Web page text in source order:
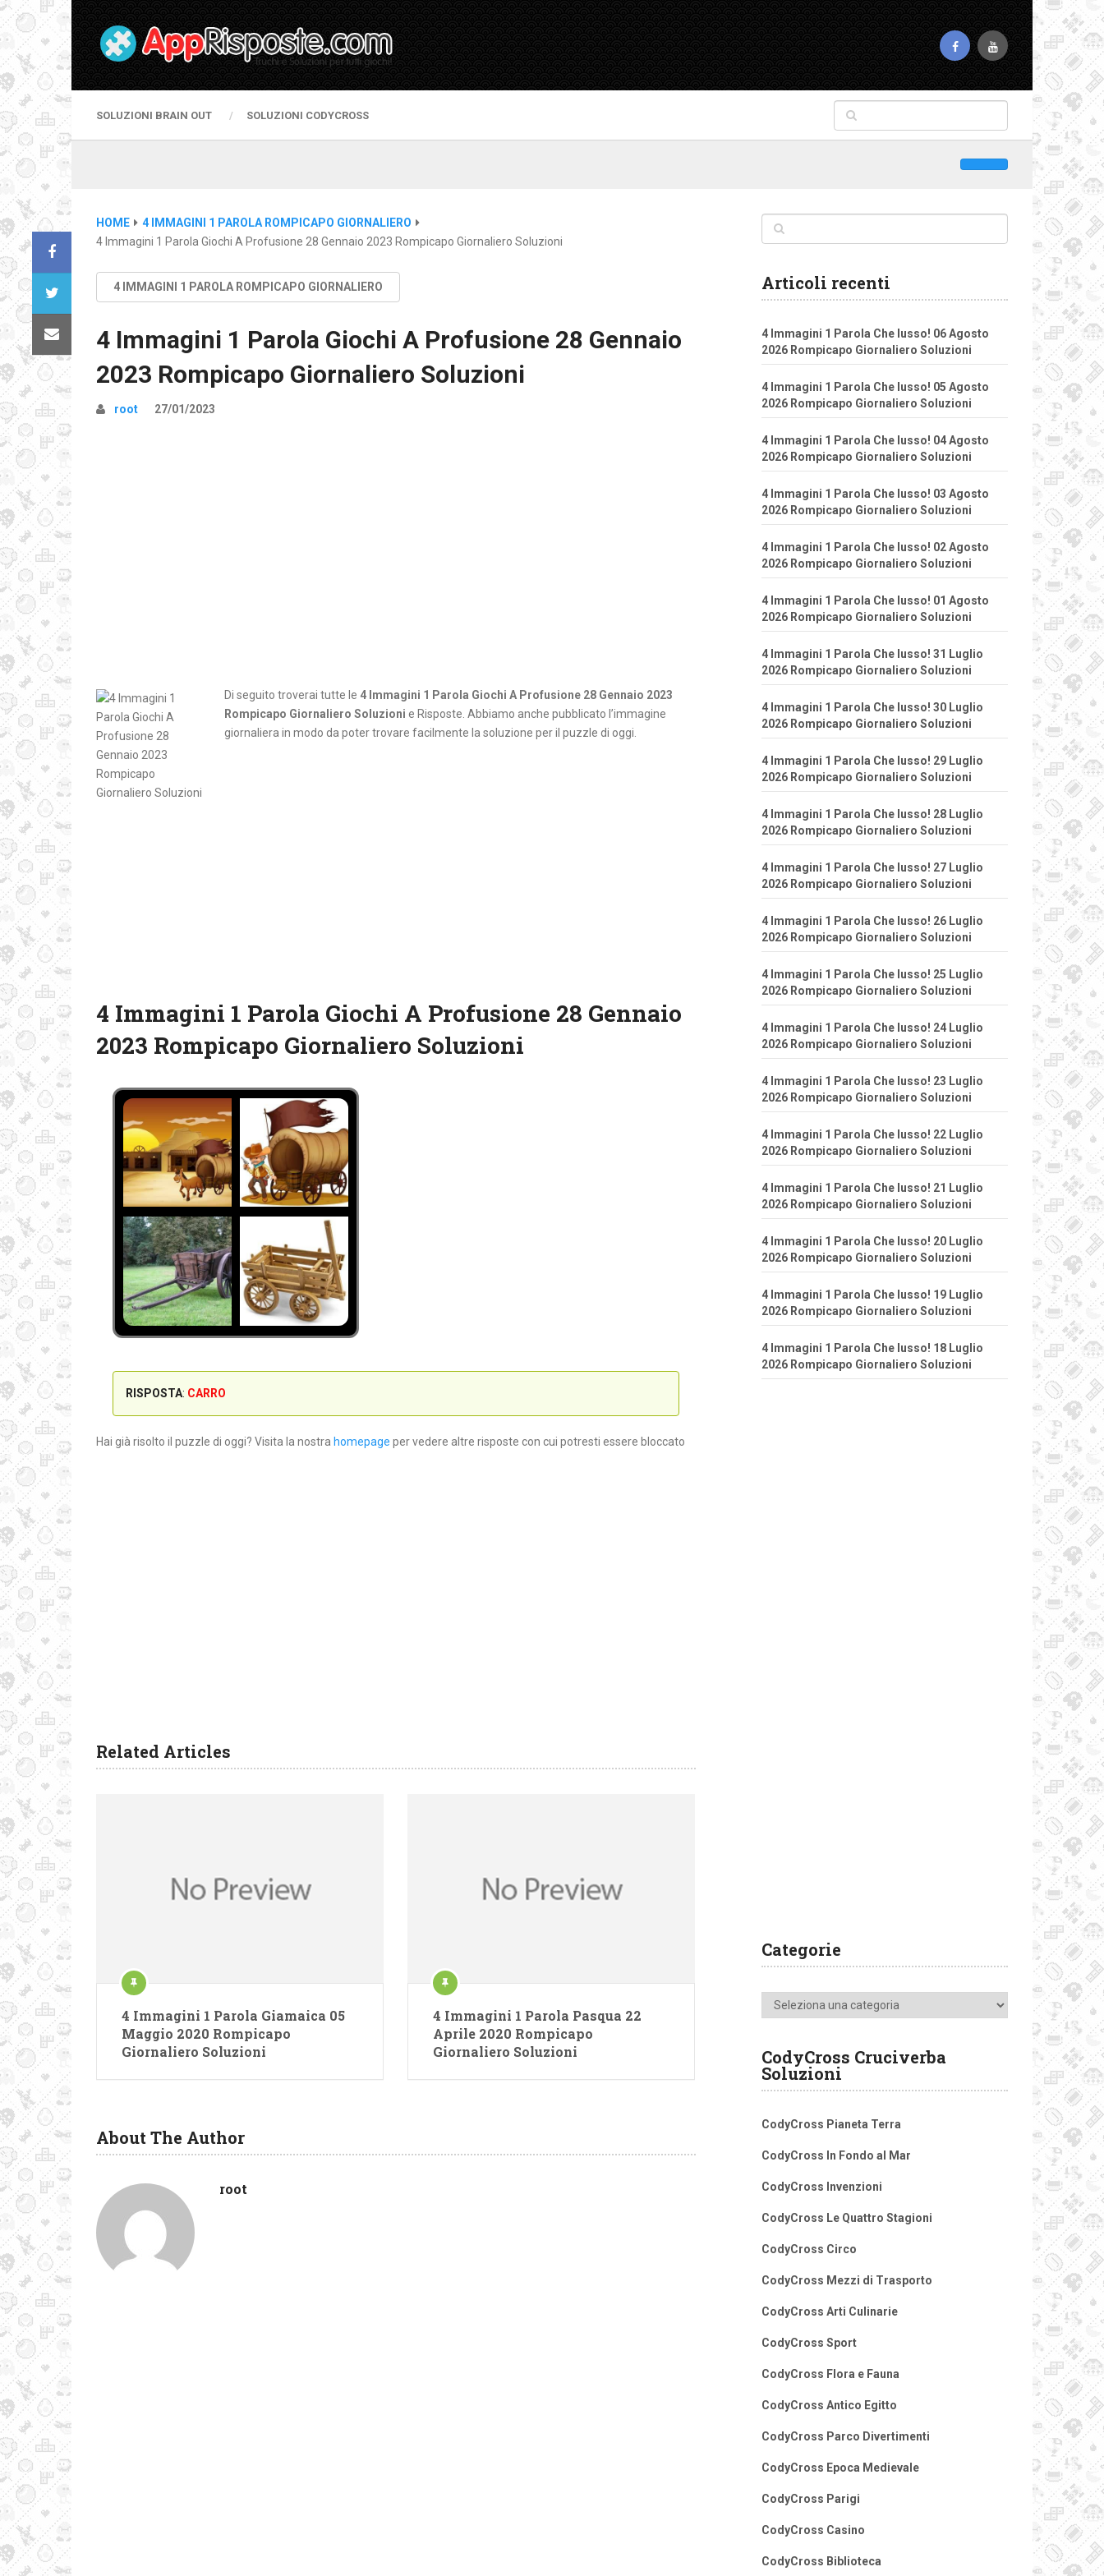
SOLUZIONI BRAIN OUT SOLUZIONI CODYCROSS
HOME
4 IMMAGINI 1 PAROLA ROMPICAPO GIORNALIERO
4 Immagini 1 Parola Giochi A Profusione 28 Gennaio 2023 Rompicapo Giornaliero Soluzioni
4 IMMAGINI 1 PAROLA ROMPICAPO GIORNALIERO
4 Immagini 1 Parola Giochi A Profusione 28 Gennaio
2023 Rompicapo Giornaliero Soluzioni
root 27/01/2023
Di seguito troverai tutte le 4 Immagini 1 Parola Giochi A Profusione 28 Gennaio 2023
Rompicapo Giornaliero Soluzioni e Risposte. Abbiamo anche pubblicato l’immagine
giornaliera in modo da poter trovare facilmente la soluzione per il puzzle di oggi.
4 Immagini 1 Parola Giochi A Profusione 28 Gennaio
2023 Rompicapo Giornaliero Soluzioni
RISPOSTA: CARRO
Hai già risolto il puzzle di oggi? Visita la nostra homepage per vedere altre risposte con cui potresti essere bloccato
Related Articles
4 Immagini 1 Parola Giamaica 05
Maggio 2020 Rompicapo
Giornaliero Soluzioni
4 Immagini 1 Parola Pasqua 22
Aprile 2020 Rompicapo
Giornaliero Soluzioni
About The Author
root
Articoli recenti
4 Immagini 1 Parola Che lusso! 06 Agosto
2026 Rompicapo Giornaliero Soluzioni
4 Immagini 1 Parola Che lusso! 05 Agosto
2026 Rompicapo Giornaliero Soluzioni
4 Immagini 1 Parola Che lusso! 04 Agosto
2026 Rompicapo Giornaliero Soluzioni
4 Immagini 1 Parola Che lusso! 03 Agosto
2026 Rompicapo Giornaliero Soluzioni
4 Immagini 1 Parola Che lusso! 02 Agosto
2026 Rompicapo Giornaliero Soluzioni
4 Immagini 1 Parola Che lusso! 01 Agosto
2026 Rompicapo Giornaliero Soluzioni
4 Immagini 1 Parola Che lusso! 31 Luglio
2026 Rompicapo Giornaliero Soluzioni
4 Immagini 1 Parola Che lusso! 30 Luglio
2026 Rompicapo Giornaliero Soluzioni
4 Immagini 1 Parola Che lusso! 29 Luglio
2026 Rompicapo Giornaliero Soluzioni
4 Immagini 1 Parola Che lusso! 28 Luglio
2026 Rompicapo Giornaliero Soluzioni
4 Immagini 1 Parola Che lusso! 27 Luglio
2026 Rompicapo Giornaliero Soluzioni
4 Immagini 1 Parola Che lusso! 26 Luglio
2026 Rompicapo Giornaliero Soluzioni
4 Immagini 1 Parola Che lusso! 25 Luglio
2026 Rompicapo Giornaliero Soluzioni
4 Immagini 1 Parola Che lusso! 24 Luglio
2026 Rompicapo Giornaliero Soluzioni
4 Immagini 1 Parola Che lusso! 23 Luglio
2026 Rompicapo Giornaliero Soluzioni
4 Immagini 1 Parola Che lusso! 22 Luglio
2026 Rompicapo Giornaliero Soluzioni
4 Immagini 1 Parola Che lusso! 21 Luglio
2026 Rompicapo Giornaliero Soluzioni
4 Immagini 1 Parola Che lusso! 20 Luglio
2026 Rompicapo Giornaliero Soluzioni
4 Immagini 1 Parola Che lusso! 19 Luglio
2026 Rompicapo Giornaliero Soluzioni
4 Immagini 1 Parola Che lusso! 18 Luglio
2026 Rompicapo Giornaliero Soluzioni
Categorie
Categorie
CodyCross Cruciverba
Soluzioni
CodyCross Pianeta Terra
CodyCross In Fondo al Mar
CodyCross Invenzioni
CodyCross Le Quattro Stagioni
CodyCross Circo
CodyCross Mezzi di Trasporto
CodyCross Arti Culinarie
CodyCross Sport
CodyCross Flora e Fauna
CodyCross Antico Egitto
CodyCross Parco Divertimenti
CodyCross Epoca Medievale
CodyCross Parigi
CodyCross Casino
CodyCross Biblioteca